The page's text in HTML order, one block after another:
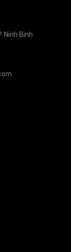
Ninh Bình